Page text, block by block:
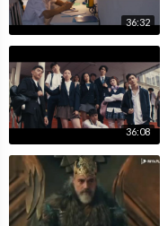
36:32
36:08